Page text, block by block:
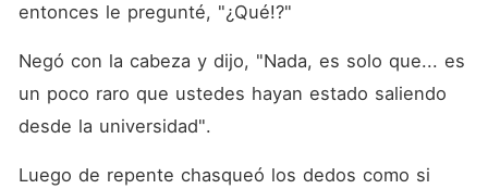
entonces le pregunté, "¿Qué!?"
Negó con la cabeza y dijo, "Nada, es solo que... es
un poco raro que ustedes hayan estado saliendo
desde la universidad".
Luego de repente chasqueó los dedos como si